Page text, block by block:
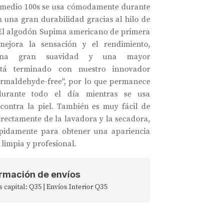
100s se usa cómodamente durante
una gran durabilidad gracias al hilo de
algodón Supima americano de primera
la sensación y el rendimiento,
gran suavidad y una mayor
terminado con nuestro innovador
free", por lo que permanece
todo el día mientras se usa
la piel. También es muy fácil de
de la lavadora y la secadora,
para obtener una apariencia
y profesional.
de envíos
capital: Q35 | Envíos Interior Q35